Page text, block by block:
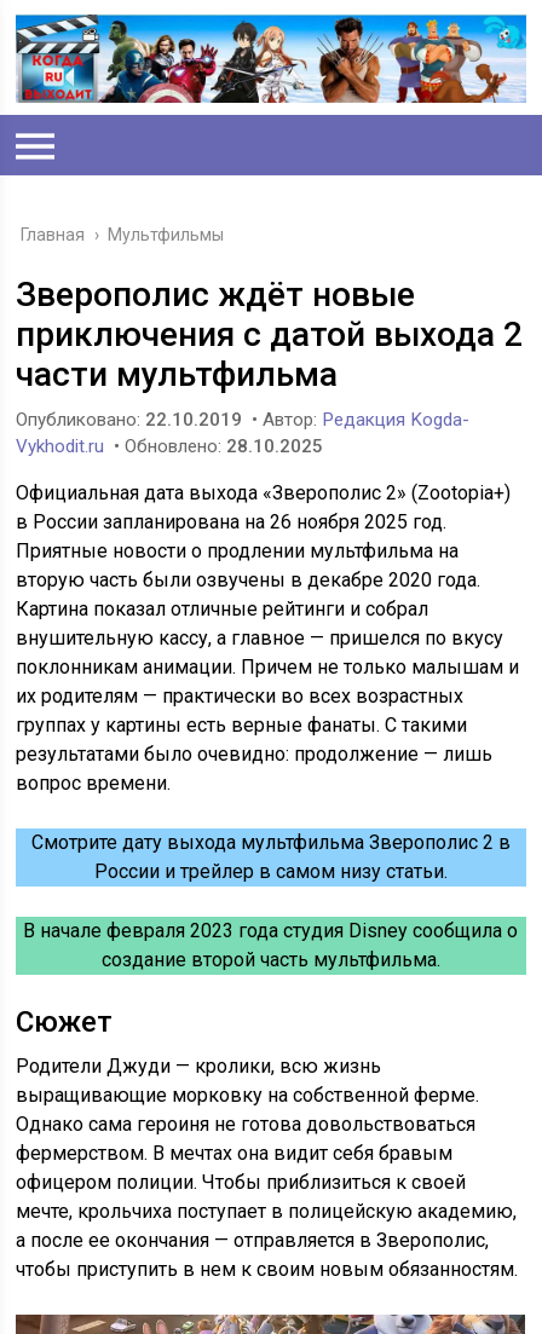
Главная › Мультфильмы
Зверополис ждёт новые
приключения с датой выхода 2
части мультфильма
Опубликовано: 22.10.2019 • Автор: Редакция Kogda-
Vykhodit.ru • Обновлено: 28.10.2025
Официальная дата выхода «Зверополис 2» (Zootopia+)
в России запланирована на 26 ноября 2025 год.
Приятные новости о продлении мультфильма на
вторую часть были озвучены в декабре 2020 года.
Картина показал отличные рейтинги и собрал
внушительную кассу, а главное — пришелся по вкусу
поклонникам анимации. Причем не только малышам и
их родителям — практически во всех возрастных
группах у картины есть верные фанаты. С такими
результатами было очевидно: продолжение — лишь
вопрос времени.
Смотрите дату выхода мультфильма Зверополис 2 в
России и трейлер в самом низу статьи.
В начале февраля 2023 года студия Disney сообщила о
создание второй часть мультфильма.
Сюжет
Родители Джуди — кролики, всю жизнь
выращивающие морковку на собственной ферме.
Однако сама героиня не готова довольствоваться
фермерством. В мечтах она видит себя бравым
офицером полиции. Чтобы приблизиться к своей
мечте, крольчиха поступает в полицейскую академию,
а после ее окончания — отправляется в Зверополис,
чтобы приступить в нем к своим новым обязанностям.